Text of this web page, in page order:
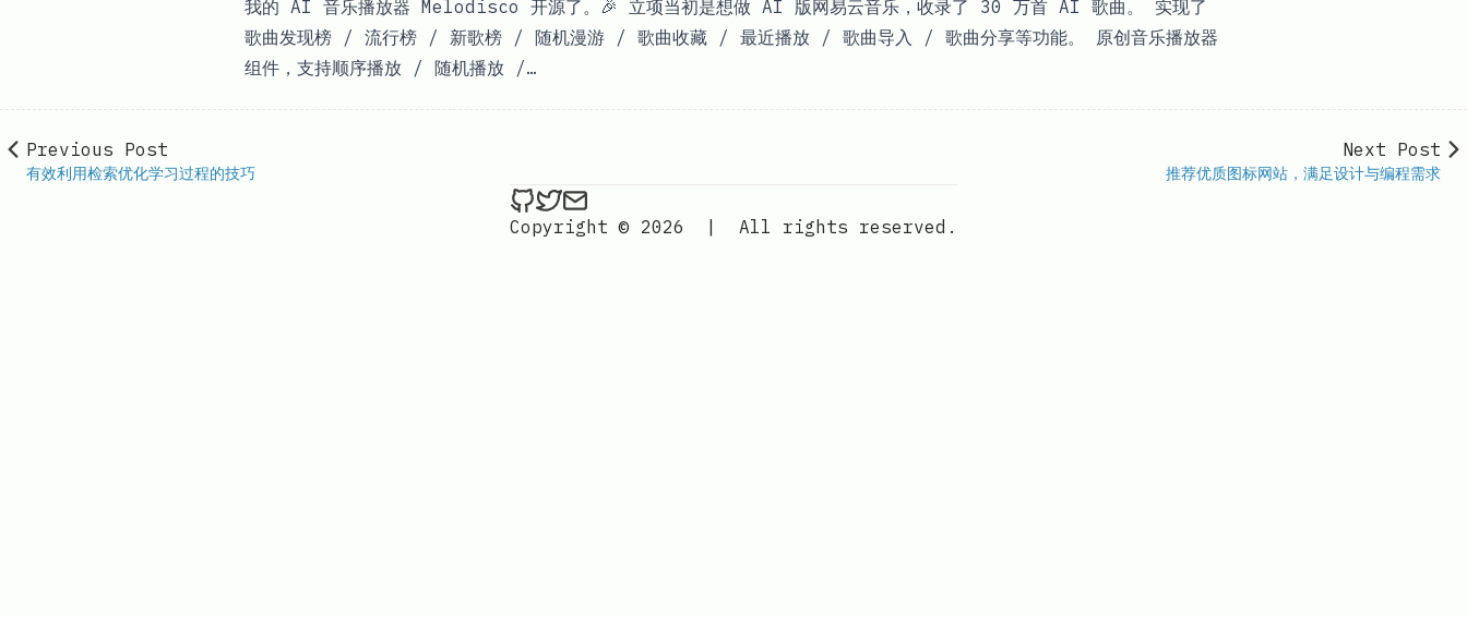
我的 AI 音乐播放器 Melodisco 开源了。🎉 立项当初是想做 AI 版网易云音乐，收录了 30 万首 AI 歌曲。 实现了
歌曲发现榜 / 流行榜 / 新歌榜 / 随机漫游 / 歌曲收藏 / 最近播放 / 歌曲导入 / 歌曲分享等功能。 原创音乐播放器
组件，支持顺序播放 / 随机播放 /…
Previous Post
有效利用检索优化学习过程的技巧
Next Post
推荐优质图标网站，满足设计与编程需求
ethan4768 on Github
ethan4768 on Twitter
Copyright © 2026
All rights reserved.